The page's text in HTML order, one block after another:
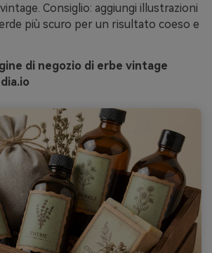
Consiglio: aggiungi illustrazioni
più scuro per un risultato coeso e
di negozio di erbe vintage